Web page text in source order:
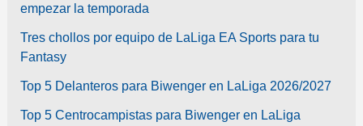
empezar la temporada
Tres chollos por equipo de LaLiga EA Sports para tu
Fantasy
Top 5 Delanteros para Biwenger en LaLiga 2026/2027
Top 5 Centrocampistas para Biwenger en LaLiga